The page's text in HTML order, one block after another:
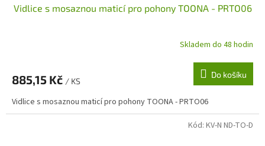
Vidlice s mosaznou maticí pro pohony TOONA - PRTO06
Skladem do 48 hodin
885,15 Kč / KS
Do košíku
Vidlice s mosaznou maticí pro pohony TOONA - PRTO06
Kód: KV-N ND-TO-D